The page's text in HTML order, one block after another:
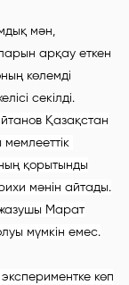
мән,
арқау еткен
көлемді
секілді.
Қазақстан
қорытынды
мәнін айтады.
Марат
мүмкін емес.
көп